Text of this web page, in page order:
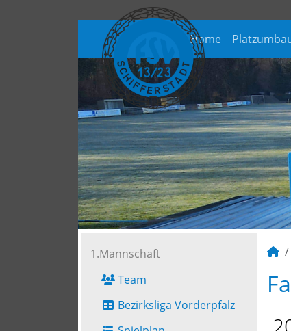
Home
1.Mannschaft
Team
Bezirksliga Vorderpfalz